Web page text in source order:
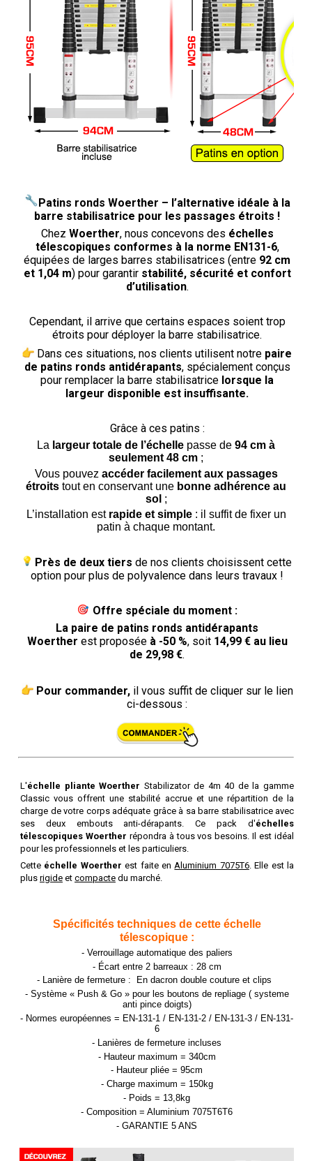
Patins ronds Woerther – l’alternative idéale à la
barre stabilisatrice pour les passages étroits !
Chez Woerther, nous concevons des échelles
télescopiques conformes à la norme EN131-6,
équipées de larges barres stabilisatrices (entre 92 cm
et 1,04 m) pour garantir stabilité, sécurité et confort
d’utilisation.
Cependant, il arrive que certains espaces soient trop
étroits pour déployer la barre stabilisatrice.
Dans ces situations, nos clients utilisent notre paire
de patins ronds antidérapants, spécialement conçus
pour remplacer la barre stabilisatrice lorsque la
largeur disponible est insuffisante.
Grâce à ces patins :
La largeur totale de l’échelle passe de 94 cm à
seulement 48 cm ;
Vous pouvez accéder facilement aux passages
étroits tout en conservant une bonne adhérence au
sol ;
L’installation est rapide et simple: il suffit de fixer un
patin à chaque montant.
Près de deux tiers de nos clients choisissent cette
option pour plus de polyvalence dans leurs travaux !
Offre spéciale du moment :
La paire de patins ronds antidérapants
Woerther est proposée à -50 %, soit 14,99 € au lieu
de 29,98 €.
Pour commander,il vous suffit de cliquer sur le lien
ci-dessous :
L'échelle pliante Woerther Stabilizator de 4m 40 de la gamme
Classic vous offrent une stabilité accrue et une répartition de la
charge de votre corps adéquate grâce à sa barre stabilisatrice avec
ses deux embouts anti-dérapants. Ce pack d'échelles
télescopiques Woerther répondra à tous vos besoins. Il est idéal
pour les professionnels et les particuliers.
Cette échelle Woertherest faite enAluminium 7075T6. Elle est la
plus rigide et compacte du marché.
Spécificités techniques de cette échelle
télescopique :
- Verrouillage automatique des paliers
- Écart entre 2 barreaux : 28 cm
- Lanière de fermeture : En dacron double couture et clips
- Système « Push & Go » pour les boutons de repliage ( systeme
anti pince doigts)
- Normes européennes = EN-131-1 / EN-131-2 / EN-131-3 / EN-131-
6
- Lanières de fermeture incluses
- Hauteur maximum = 340cm
- Hauteur pliée = 95cm
- Charge maximum = 150kg
- Poids = 13,8kg
- Composition = Aluminium 7075T6T6
- GARANTIE 5 ANS